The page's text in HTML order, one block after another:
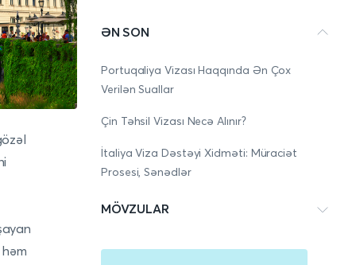
ƏN SON
Portuqaliya Vizası Haqqında Ən Çox
Verilən Suallar
Çin Təhsil Vizası Necə Alınır?
İtaliya Viza Dəstəyi Xidməti: Müraciət
Prosesi, Sənədlər
MÖVZULAR